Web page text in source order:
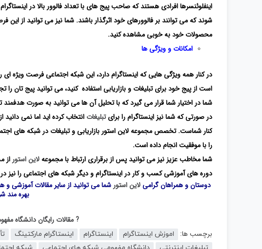
اینفلوئنسرها افرادی هستند که صاحب پیج های با تعداد فالوور بالا در
شوند که می توانند بر فالوورهای خود اثرگذار باشند. شما نیز می توانید از این
محصولات خود به خوبی مشاهده کنید.
امکانات و ویژگی ها
در کنار همه ویژگی هایی که اینستاگرام دارد، این شبکه اجتماعی فرصت ویژه
است از پیج خود برای تبلیغات و بازاریابی استفاده کنید، می توانید پیج تان
شما در اختیار شما قرار می گیرد که با تحلیل آن ها می توانید به صورت هدفمند
در صورتی که شما نیز اینستاگرام را برایتبلیغات انتخاب کرده اید اما نمی دانید
کنار شماست. تخصص مجموعه لاین استور بازاریابی و تبلیغات در شبکه های
را با موفقیت انجام داده است.
شما مخاطب عزیز نیز می توانید پس از برقراری ارتباط با مجموعهلاین استور از
دوره های آموزشی کسب و کار در اینستاگرام و دیگر شبکه های اجتماعی را نیز
دوستان و همراهان گرامیلاین استور شما می توانید از سایر مقالات آموزشی و
بهره مند
? مقالات رایگان دانشگاه
برچسب ها:
اموزش اینستاگرام اینستاگرام اینستاگرام مارکتینگ